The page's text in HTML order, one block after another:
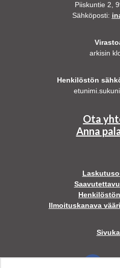
Piiskuntie 2,
Sähköposti:
arkisin
Henkilöstön
Ota
Anna
Ilmoituskanava